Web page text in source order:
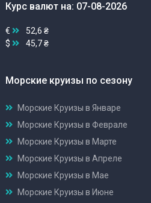
Курс валют на: 07-08-2026
€
52,6 ₴
$
45,7 ₴
Морские круизы по сезону
Морские Круизы в Январе
Морские Круизы в Феврале
Морские Круизы в Марте
Морские Круизы в Апреле
Морские Круизы в Мае
Морские Круизы в Июне